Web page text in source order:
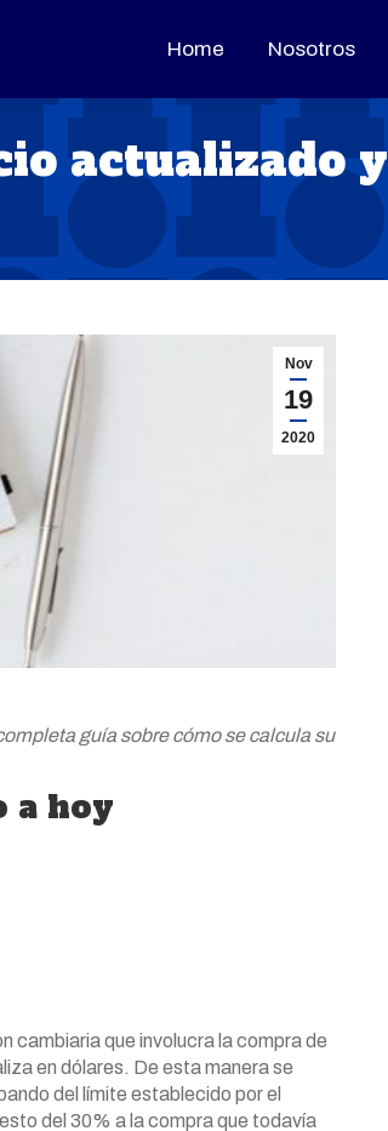
Home Nosotros
actualizado y
Nov
19
2020
guía sobre cómo se calcula su
a hoy
cambiaria que involucra la compra de
en dólares. De esta manera se
del límite establecido por el
del 30% a la compra que todavía
Home Nosotros